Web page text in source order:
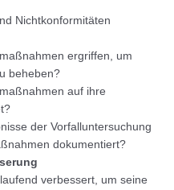
Nichtkonformitäten
ergriffen, um
beheben?
auf ihre
der Vorfalluntersuchung
dokumentiert?
verbessert, um seine